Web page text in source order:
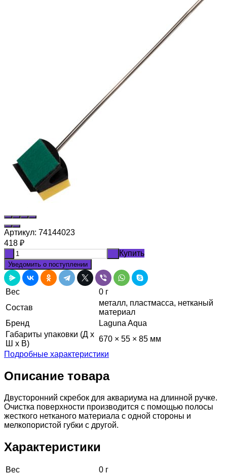
Артикул: 74144023
418 ₽
Купить
Уведомить о поступлении
Вес
0 г
Состав
металл, пластмасса, нетканый
материал
Бренд
Laguna Aqua
Габариты упаковки (Д х
Ш х В)
670 × 55 × 85 мм
Подробные характеристики
Описание товара
Двусторонний скребок для аквариума на длинной ручке.
Очистка поверхности производится с помощью полосы
жесткого нетканого материала с одной стороны и
мелкопористой губки с другой.
Характеристики
Вес
0 г